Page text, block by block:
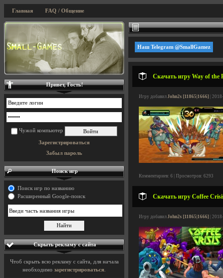
Главная FAQ / Общение
Наш Telegram @SmallGamez
Скачать игру Way of the
Игру добавил John2s [11865|1666] |
Комментариев: 6 | Просмотров: 6293
Скачать игру Coffee
Игру добавил John2s [11865|1666] |
Привет, Гость!
Чужой компьютер
Зарегистрироваться
Забыл пароль
Поиск игр
Поиск игр по названию
Расширенный Google-поиск
Скрыть рекламу с сайта
Чтоб скрыть всю рекламу с сайта, для начала
необходимо зарегистрироваться